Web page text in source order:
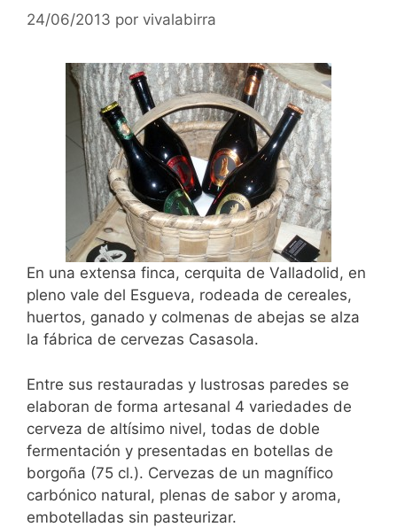
24/06/2013 por vivalabirra
En una extensa finca, cerquita de Valladolid, en
pleno vale del Esgueva, rodeada de cereales,
huertos, ganado y colmenas de abejas se alza
la fábrica de cervezas Casasola.
Entre sus restauradas y lustrosas paredes se
elaboran de forma artesanal 4 variedades de
cerveza de altísimo nivel, todas de doble
fermentación y presentadas en botellas de
borgoña (75 cl.). Cervezas de un magnífico
carbónico natural, plenas de sabor y aroma,
embotelladas sin pasteurizar.